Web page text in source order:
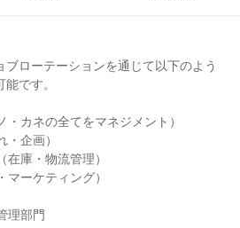
ローテーションを通じて以下のよう
です。
カネの全てをマネジメント）
企画）
在庫・物流管理）
マーケティング）
理部門